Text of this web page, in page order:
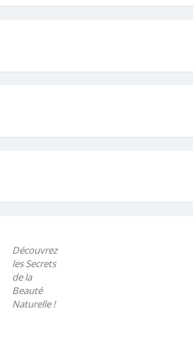
Découvrez
les Secrets
de la
Beauté
Naturelle !